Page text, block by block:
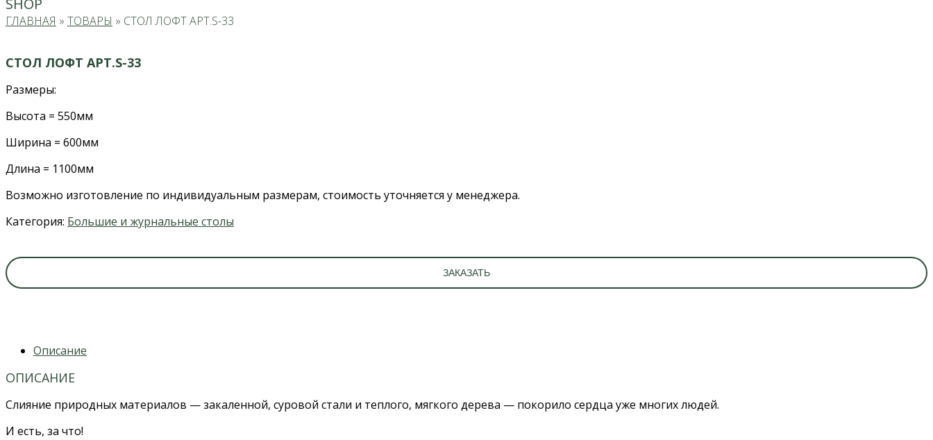
SHOP
ГЛАВНАЯ » ТОВАРЫ » СТОЛ ЛОФТ АРТ.S-33
СТОЛ ЛОФТ АРТ.S-33
Размеры:
Высота = 550мм
Ширина = 600мм
Длина = 1100мм
Возможно изготовление по индивидуальным размерам, стоимость уточняется у менеджера.
Категория: Большие и журнальные столы
ЗАКАЗАТЬ
Описание
ОПИСАНИЕ
Слияние природных материалов — закаленной, суровой стали и теплого, мягкого дерева — покорило сердца уже многих людей.
И есть, за что!